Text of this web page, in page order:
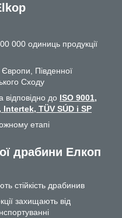
000 одиниць продукції
Європи, Південної
Сходу
відповідно до ISO 9001,
TÜV SÚD і SP
етапі
драбини Елкоп
стійкість драбинив
захищають від